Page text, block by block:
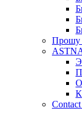
Прошу